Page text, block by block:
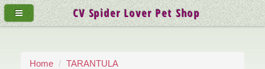
Home
TARANTULA
CV Spider Lover Pet Shop